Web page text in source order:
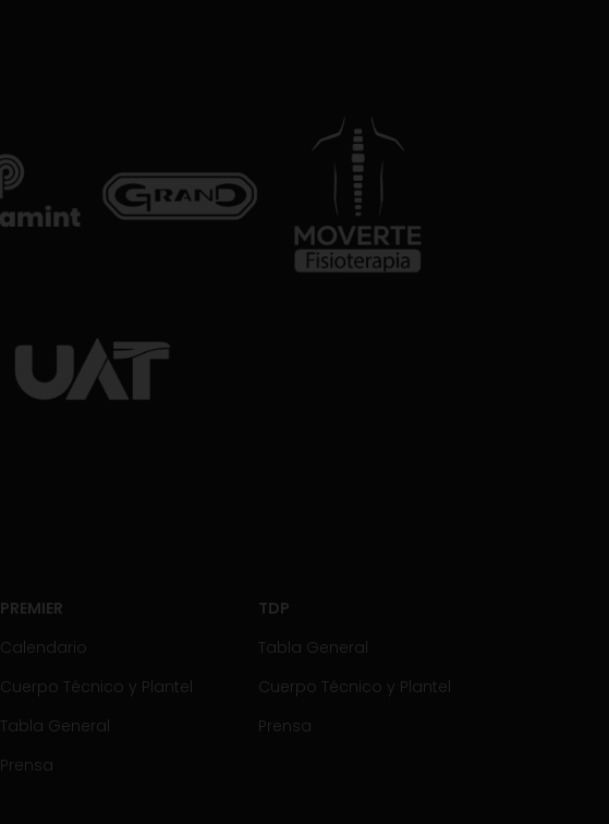
PREMIER
Calendario
Cuerpo Técnico y Plantel
Tabla General
Prensa
TDP
Tabla General
Cuerpo Técnico y Plantel
Prensa